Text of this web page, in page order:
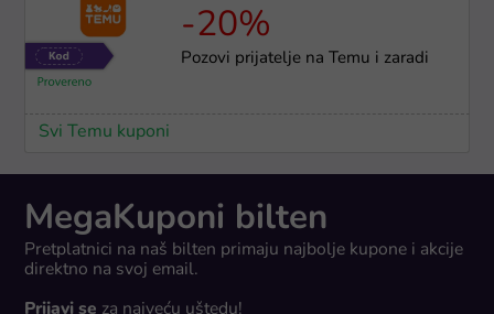
-20%
Pozovi prijatelje na Temu i zaradi
Svi Temu kuponi
MegaKuponi bilten
Pretplatnici na naš bilten primaju najbolje kupone i akcije
direktno na svoj email.
Prijavi se za najveću uštedu!